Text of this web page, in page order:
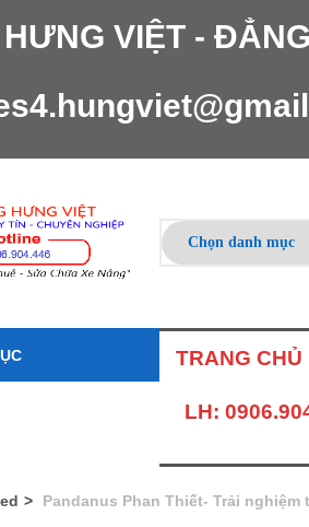
VIỆT -
TRANG CHỦ
LH:
Pandanus Phan Thiết- Trải